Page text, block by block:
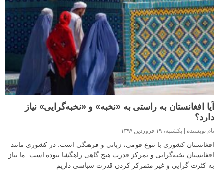
آیا افغانستان به راستی به «نخبه» و «نخبه‌گرایی» نیاز
دارد؟
نام نویسنده یکشنبه، ۱۹ فروردین ۱۳۹۷
افغانستان کشوری با تنوع قومی، زبانی و فرهنگی است. در کشوری مانند
افغانستان نخبه‌گرایی و تمرکز قدرت هیچ گاهی راهگشا نبوده است. ما نیاز
به کثرت گرایی و غیر متمرکز کردن قدرت سیاسی داریم